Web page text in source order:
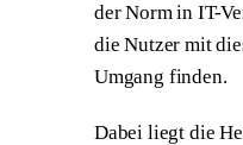
der Norm in IT-
die Nutzer mit
Umgang finden.
Dabei liegt die